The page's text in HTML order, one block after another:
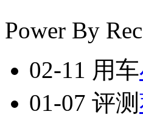
Power By
02-11 用车
01-07 评测